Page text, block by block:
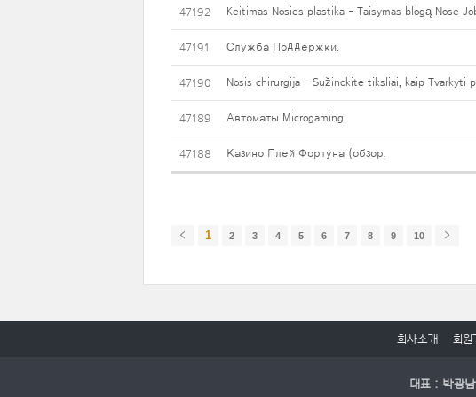
47192 Keitimas Nosies plastika - Taisymas blogą Nose
47191 Служба Поддержки.
47190 Nosis chirurgija - Sužinokite tiksliai, kaip Tvarkyti
47189 Автоматы Microgaming.
47188 Казино Плей Фортуна (обзор.
1 2 3 4 5 6 7 8 9 10
회사소개 회원
대표 : 박광남